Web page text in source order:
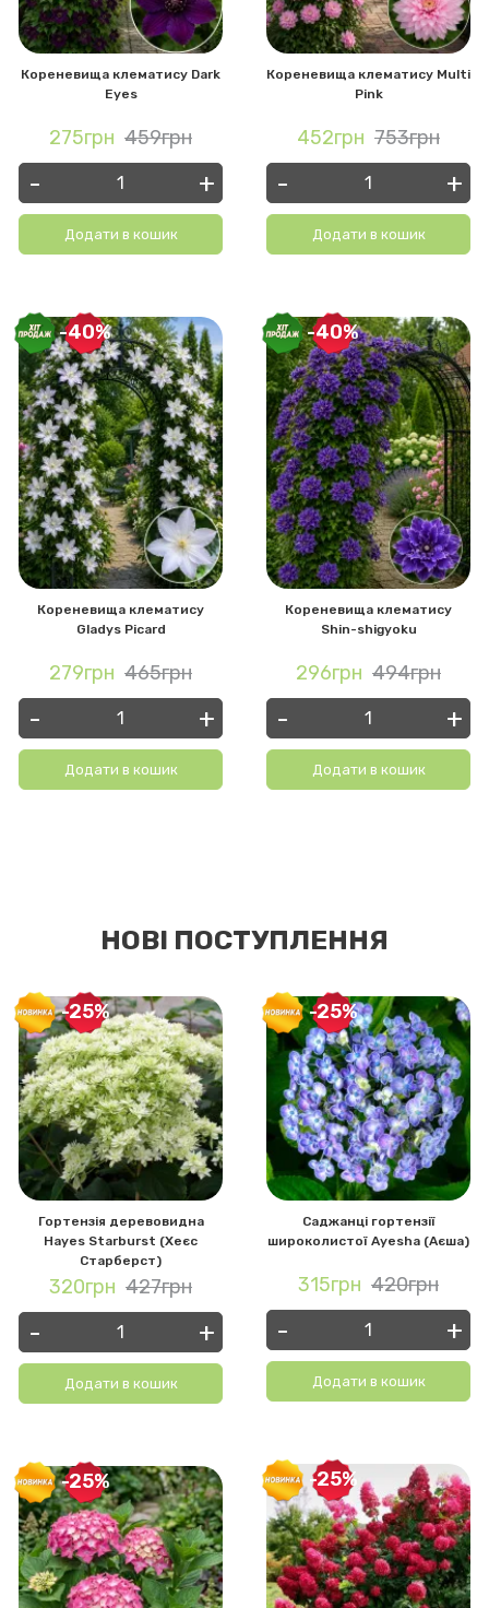
Кореневища клематису Dark
Eyes
275грн 459грн
- +
Додати в кошик
-40%
Кореневища клематису
Gladys Picard
279грн 465грн
- +
Додати в кошик
Кореневища клематису Multi
Pink
452грн 753грн
- +
Додати в кошик
-40%
Кореневища клематису
Shin-shigyoku
296грн 494грн
- +
Додати в кошик
НОВІ ПОСТУПЛЕННЯ
-25%
Гортензія деревовидна
Hayes Starburst (Хеєс
Старберст)
320грн 427грн
- +
Додати в кошик
-25%
-25%
Саджанці гортензії
широколистої Ayesha (Аєша)
315грн 420грн
- +
Додати в кошик
-25%